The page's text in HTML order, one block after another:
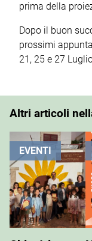
prima della
Dopo il buon
prossimi
21, 25 e 27
Altri articoli
EVENTI